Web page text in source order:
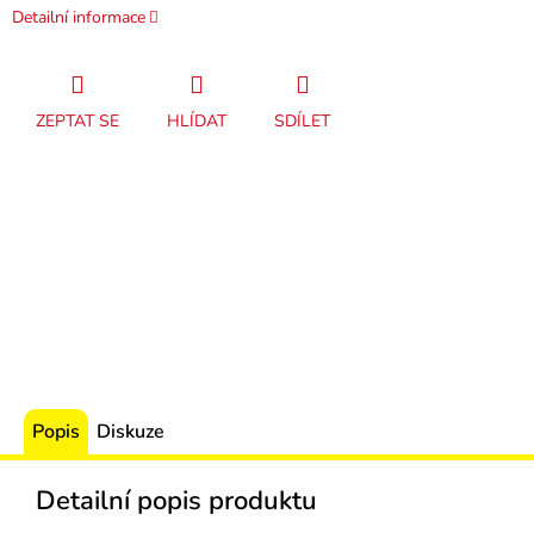
Detailní informace
ZEPTAT SE HLÍDAT SDÍLET
Popis Diskuze
Detailní popis produktu